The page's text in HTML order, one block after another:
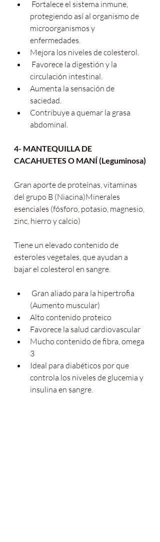
protegiendo así al organismo de
microorganismos y
enfermedades.
Mejora los niveles de colesterol.
circulación intestinal.
Aumenta la sensación de
saciedad.
Contribuye a quemar la grasa
abdominal.
4- MANTEQUILLA DE
CACAHUETES O MANÍ (Leguminosa)
Gran aporte de proteínas, vitaminas
del grupo B (Niacina)Minerales
esenciales (fósforo, potasio, magnesio,
zinc, hierro y calcio)
Tiene un elevado contenido de
esteroles vegetales, que ayudan a
bajar el colesterol en sangre.
(Aumento muscular)
Alto contenido proteico
Favorece la salud cardiovascular
Mucho contenido de fibra, omega
3
Ideal para diabéticos por que
controla los niveles de glucemia y
insulina en sangre.